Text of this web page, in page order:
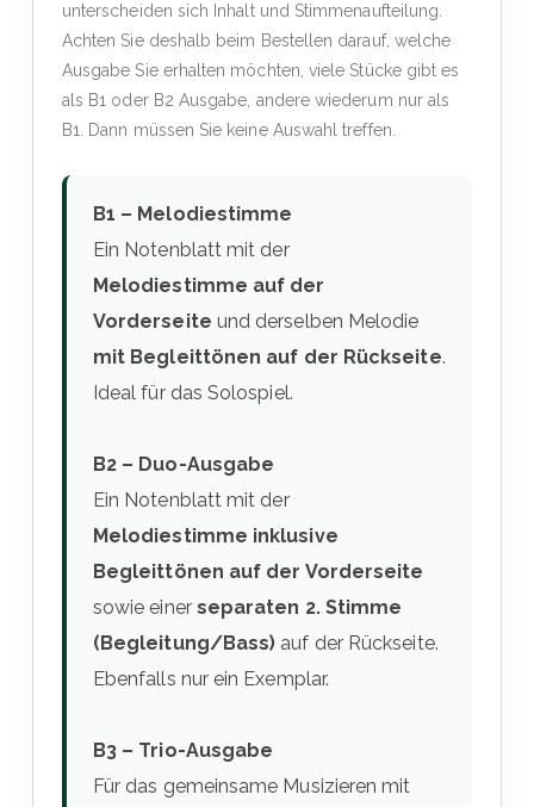
unterscheiden sich Inhalt und Stimmenaufteilung.
Achten Sie deshalb beim Bestellen darauf, welche
Ausgabe Sie erhalten möchten, viele Stücke gibt es
als B1 oder B2 Ausgabe, andere wiederum nur als
B1. Dann müssen Sie keine Auswahl treffen.
B1 – Melodiestimme
Ein Notenblatt mit der
Melodiestimme auf der
Vorderseite und derselben Melodie
mit Begleittönen auf der Rückseite.
Ideal für das Solospiel.
B2 – Duo-Ausgabe
Ein Notenblatt mit der
Melodiestimme inklusive
Begleittönen auf der Vorderseite
sowie einer separaten 2. Stimme
(Begleitung/Bass) auf der Rückseite.
Ebenfalls nur ein Exemplar.
B3 – Trio-Ausgabe
Für das gemeinsame Musizieren mit